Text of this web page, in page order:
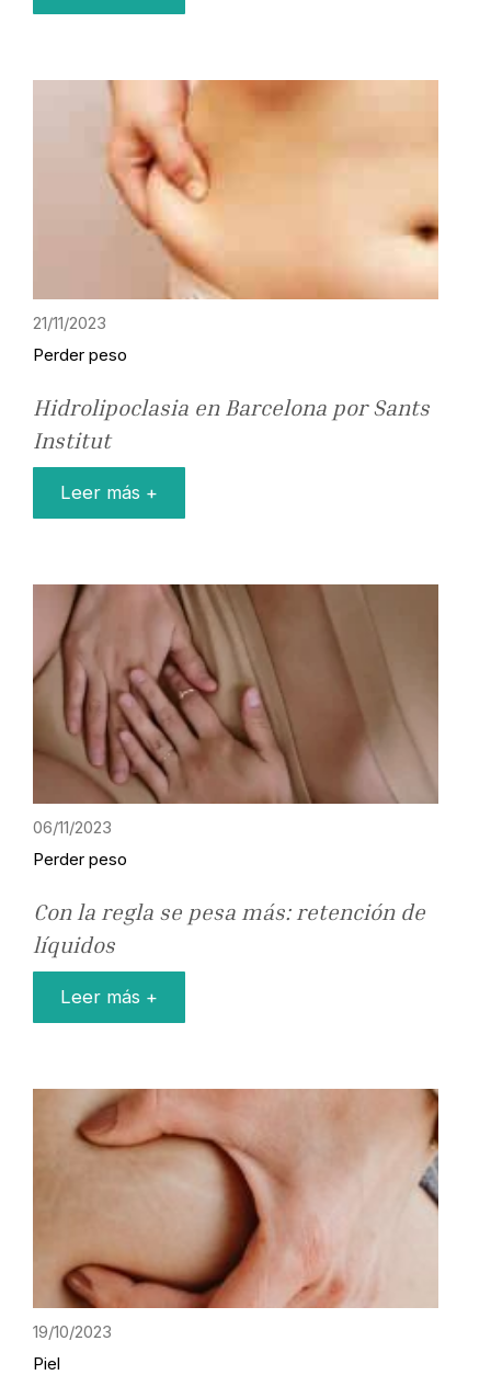
21/11/2023
Perder peso
Hidrolipoclasia en Barcelona por Sants
Institut
Leer más +
06/11/2023
Perder peso
Con la regla se pesa más: retención de
líquidos
Leer más +
19/10/2023
Piel